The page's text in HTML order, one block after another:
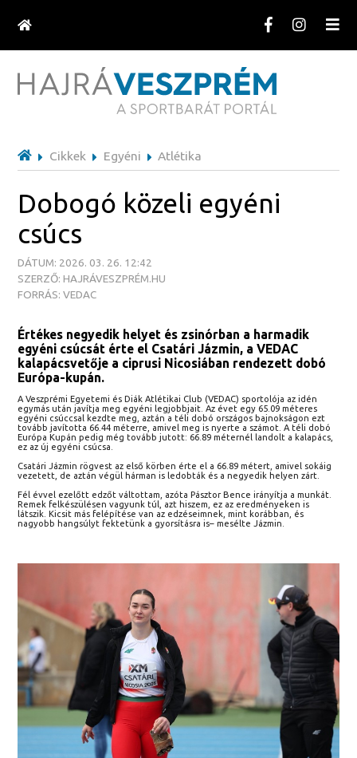
Cikkek Egyéni Atlétika
Dobogó közeli egyéni
csúcs
DÁTUM: 2026. 03. 26. 12:42
SZERZŐ: HAJRÁVESZPRÉM.HU
FORRÁS: VEDAC
Értékes negyedik helyet és zsinórban a harmadik
egyéni csúcsát érte el Csatári Jázmin, a VEDAC
kalapácsvetője a ciprusi Nicosiában rendezett dobó
Európa-kupán.
A Veszprémi Egyetemi és Diák Atlétikai Club (VEDAC) sportolója az idén
egymás után javítja meg egyéni legjobbjait. Az évet egy 65.09 méteres
egyéni csúccsal kezdte meg, aztán a téli dobó országos bajnokságon ezt
tovább javította 66.44 méterre, amivel meg is nyerte a számot. A téli dobó
Európa Kupán pedig még tovább jutott: 66.89 méternél landolt a kalapács,
ez az új egyéni csúcsa.
Csatári Jázmin rögvest az első körben érte el a 66.89 métert, amivel sokáig
vezetett, de aztán végül hárman is ledobták és a negyedik helyen zárt.
Fél évvel ezelőtt edzőt váltottam, azóta Pásztor Bence irányítja a munkát.
Remek felkészülésen vagyunk túl, azt hiszem, ez az eredményeken is
látszik. Kicsit más felépítése van az edzéseimnek, mint korábban, és
nagyobb hangsúlyt fektetünk a gyorsításra is– mesélte Jázmin.